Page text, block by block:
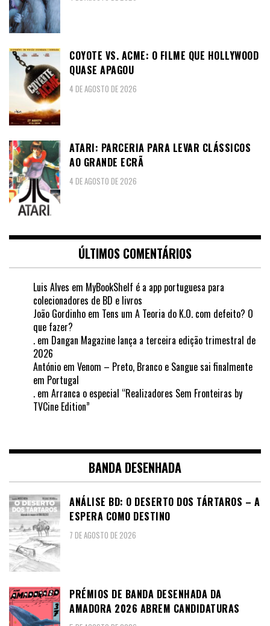
COYOTE VS. ACME: O FILME QUE HOLLYWOOD
QUASE APAGOU
4 DE AGOSTO DE 2026
ATARI: PARCERIA PARA LEVAR CLÁSSICOS
AO GRANDE ECRÃ
4 DE AGOSTO DE 2026
ÚLTIMOS COMENTÁRIOS
Luis Alves em MyBookShelf é a app portuguesa para
colecionadores de BD e livros
João Gordinho em Tens um A Teoria do K.O. com defeito? O
que fazer?
. em Dangan Magazine lança a terceira edição trimestral de
2026
António em Venom – Preto, Branco e Sangue sai finalmente
em Portugal
. em Arranca o especial “Realizadores Sem Fronteiras by
TVCine Edition”
BANDA DESENHADA
ANÁLISE BD: O DESERTO DOS TÁRTAROS – A
ESPERA COMO DESTINO
7 DE AGOSTO DE 2026
PRÉMIOS DE BANDA DESENHADA DA
AMADORA 2026 ABREM CANDIDATURAS